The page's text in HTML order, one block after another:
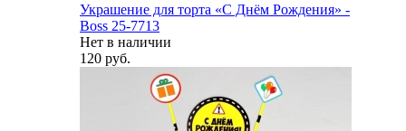
Украшение для торта «С Днём Рождения» -
Boss 25-7713
Нет в наличии
120 руб.